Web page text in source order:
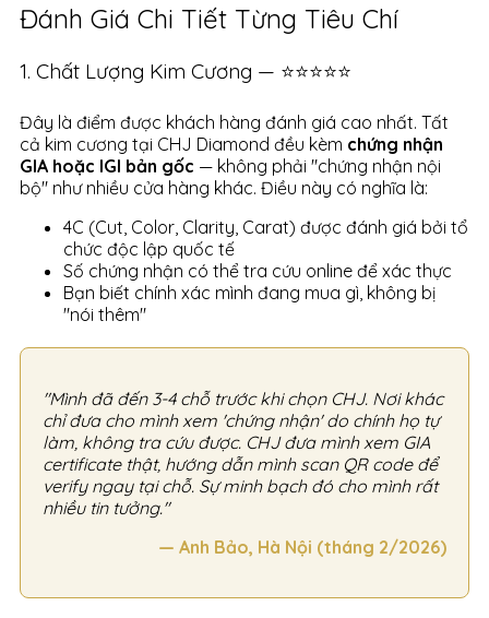
Đánh Giá Chi Tiết Từng Tiêu Chí
1. Chất Lượng Kim Cương — ⭐⭐⭐⭐⭐
Đây là điểm được khách hàng đánh giá cao nhất. Tất
cả kim cương tại CHJ Diamond đều kèm chứng nhận
GIA hoặc IGI bản gốc — không phải "chứng nhận nội
bộ" như nhiều cửa hàng khác. Điều này có nghĩa là:
4C (Cut, Color, Clarity, Carat) được đánh giá bởi tổ
chức độc lập quốc tế
Số chứng nhận có thể tra cứu online để xác thực
Bạn biết chính xác mình đang mua gì, không bị
"nói thêm"
"Mình đã đến 3-4 chỗ trước khi chọn CHJ. Nơi khác
chỉ đưa cho mình xem 'chứng nhận' do chính họ tự
làm, không tra cứu được. CHJ đưa mình xem GIA
certificate thật, hướng dẫn mình scan QR code để
verify ngay tại chỗ. Sự minh bạch đó cho mình rất
nhiều tin tưởng."
— Anh Bảo, Hà Nội (tháng 2/2026)